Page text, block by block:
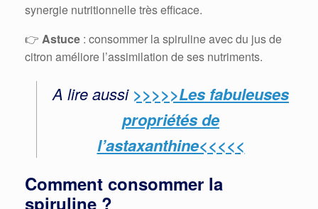
synergie nutritionnelle très efficace.
👉 Astuce : consommer la spiruline avec du jus de
citron améliore l’assimilation de ses nutriments.
A lire aussi >>>>>Les fabuleuses
propriétés de
l’astaxanthine<<<<<
Comment consommer la
spiruline ?